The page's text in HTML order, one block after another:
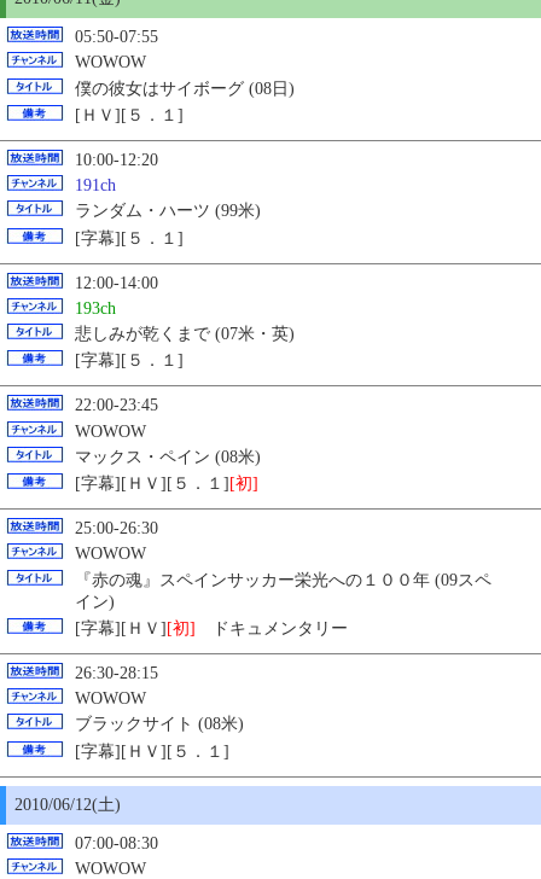
05:50-07:55
WOWOW
僕の彼女はサイボーグ (08日)
[ＨＶ][５．１]
10:00-12:20
191ch
ランダム・ハーツ (99米)
[字幕][５．１]
12:00-14:00
193ch
悲しみが乾くまで (07米・英)
[字幕][５．１]
22:00-23:45
WOWOW
マックス・ペイン (08米)
[字幕][ＨＶ][５．１] [初]
25:00-26:30
WOWOW
『赤の魂』スペインサッカー栄光への１００年 (09スペ
イン)
[字幕][ＨＶ] [初] ドキュメンタリー
26:30-28:15
WOWOW
ブラックサイト (08米)
[字幕][ＨＶ][５．１]
2010/06/12(土)
07:00-08:30
WOWOW